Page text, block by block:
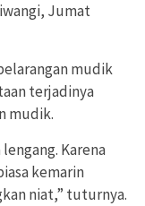
Jumat
mudik
terjadinya
mudik.
Karena
kemarin
niat,” tuturnya.